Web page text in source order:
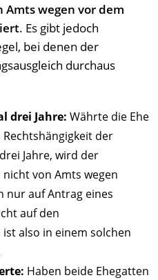
Amts wegen vor dem
. Es gibt jedoch
bei denen der
durchaus
drei Jahre: Währte die Ehe
der
Jahre, wird der
von Amts wegen
nur auf Antrag eines
auf den
also in einem solchen
Haben beide Ehegatten